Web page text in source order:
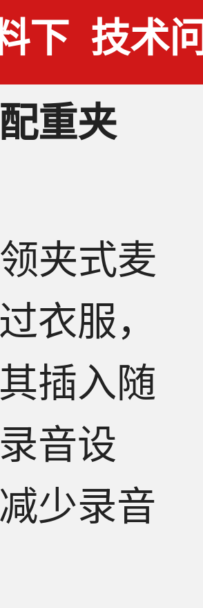
下 技术问
重夹
夹式麦
衣服，
插入随
音设
少录音